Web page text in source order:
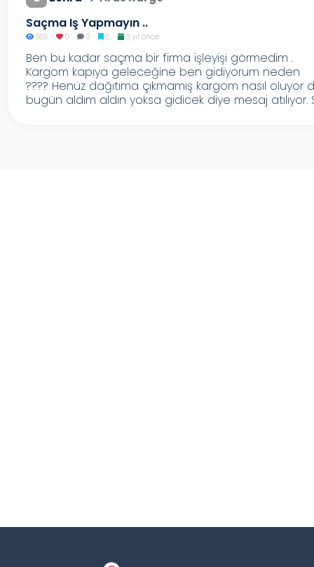
Saçma Iş Yapmayın ..
685 0 0 0 3 yıl önce
Ben bu kadar saçma bir firma işleyişi görmedim .
Kargom kapıya geleceğine ben gidiyorum neden
???? Henüz dağıtıma çıkmamış kargom nasıl oluyor
bugün aldım aldın yoksa gidicek diye mesaj atılıyor.